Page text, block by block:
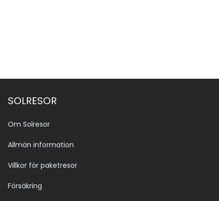
SOLRESOR
Om Solresor
Allmän information
Villkor för paketresor
Försäkring